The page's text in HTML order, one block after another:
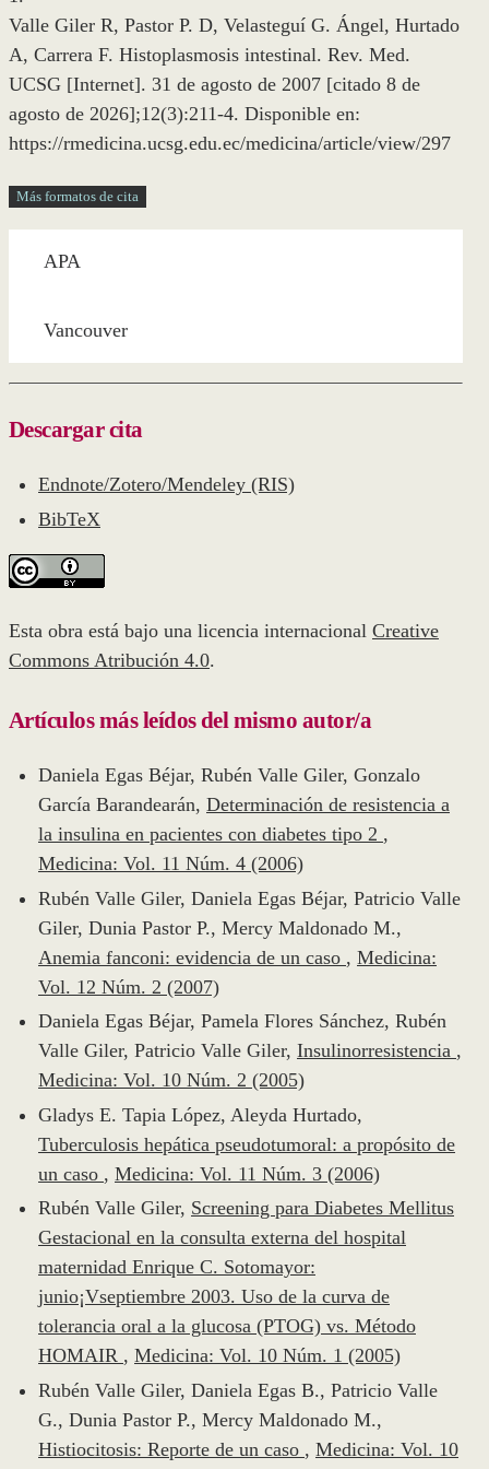
Valle Giler R, Pastor P. D, Velasteguí G. Ángel, Hurtado
A, Carrera F. Histoplasmosis intestinal. Rev. Med.
UCSG [Internet]. 31 de agosto de 2007 [citado 8 de
agosto de 2026];12(3):211-4. Disponible en:
https://rmedicina.ucsg.edu.ec/medicina/article/view/297
Más formatos de cita
APA
Vancouver
Descargar cita
Endnote/Zotero/Mendeley (RIS)
BibTeX
Esta obra está bajo una licencia internacional Creative
Commons Atribución 4.0.
Artículos más leídos del mismo autor/a
Daniela Egas Béjar, Rubén Valle Giler, Gonzalo
García Barandearán, Determinación de resistencia a
la insulina en pacientes con diabetes tipo 2 ,
Medicina: Vol. 11 Núm. 4 (2006)
Rubén Valle Giler, Daniela Egas Béjar, Patricio Valle
Giler, Dunia Pastor P., Mercy Maldonado M.,
Anemia fanconi: evidencia de un caso , Medicina:
Vol. 12 Núm. 2 (2007)
Daniela Egas Béjar, Pamela Flores Sánchez, Rubén
Valle Giler, Patricio Valle Giler, Insulinorresistencia ,
Medicina: Vol. 10 Núm. 2 (2005)
Gladys E. Tapia López, Aleyda Hurtado,
Tuberculosis hepática pseudotumoral: a propósito de
un caso , Medicina: Vol. 11 Núm. 3 (2006)
Rubén Valle Giler, Screening para Diabetes Mellitus
Gestacional en la consulta externa del hospital
maternidad Enrique C. Sotomayor:
junio¡Vseptiembre 2003. Uso de la curva de
tolerancia oral a la glucosa (PTOG) vs. Método
HOMAIR , Medicina: Vol. 10 Núm. 1 (2005)
Rubén Valle Giler, Daniela Egas B., Patricio Valle
G., Dunia Pastor P., Mercy Maldonado M.,
Histiocitosis: Reporte de un caso , Medicina: Vol. 10